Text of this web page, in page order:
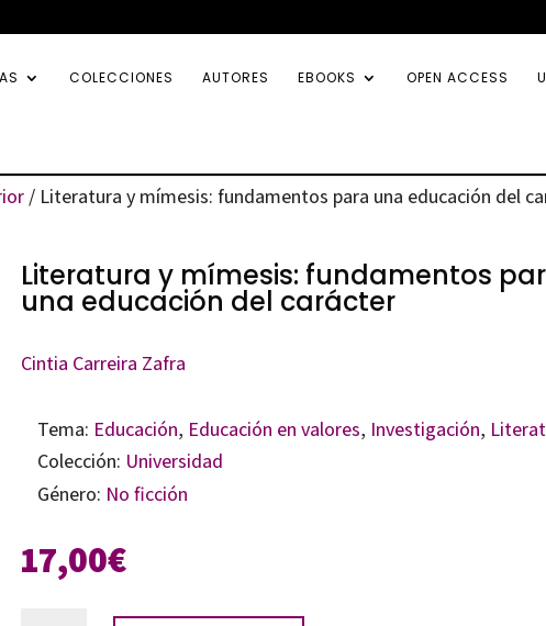
COLECCIONES AUTORES EBOOKS OPEN ACCESS
/ Literatura y mímesis: fundamentos para una educación del
Literatura y mímesis: fundamentos
una educación del carácter
Cintia Carreira Zafra
Tema: Educación, Educación en valores, Investigación,
Colección: Universidad
Género: No ficción
17,00€